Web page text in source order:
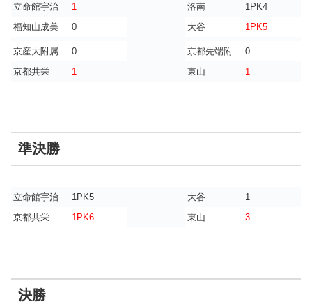
立命館宇治 1 洛南
1PK4
福知山成美
0 大谷 1PK5
京産大附属 0 京都先端附
0
京都共栄
1 東山 1
準決勝
立命館宇治 1PK5 大谷
1
京都共栄
1PK6 東山 3
決勝